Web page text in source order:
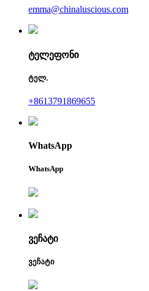
emma@chinaluscious.com
ტელეფონი
ტელ.
+8613791869655
WhatsApp
WhatsApp
ვეჩატი
ვეჩატი